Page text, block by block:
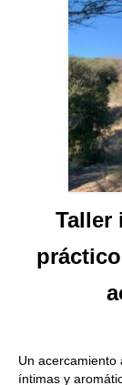
Idioma:
Taller
Un acercamiento
íntimas y